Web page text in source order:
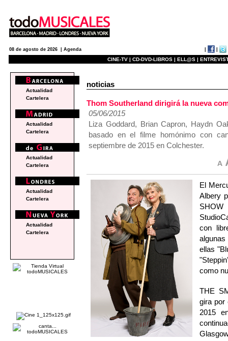
08 de agosto de 2026 | Agenda
CINE-TV | CD-DVD-LIBROS | ELL@S |
noticias
Thom Southerland dirigirá la nueva
05/06/2015
Liza Goddard, Brian Capron, Haydn
basado en el filme homónimo con
septiembre de 2015 en Colchester.
El
Albery
con
ellas
como
THE
gira por
2015
Actualidad
Cartelera
Actualidad
Cartelera
Actualidad
Cartelera
Actualidad
Cartelera
Actualidad
Cartelera